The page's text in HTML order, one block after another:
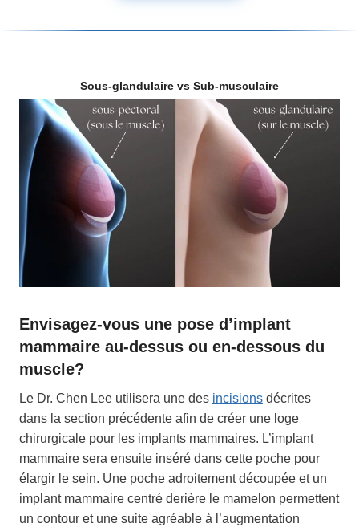
Sous-glandulaire vs Sub-musculaire
Envisagez-vous une pose d’implant
mammaire au-dessus ou en-dessous du
muscle?
Le Dr. Chen Lee utilisera une des incisions décrites
dans la section précédente afin de créer une loge
chirurgicale pour les implants mammaires. L’implant
mammaire sera ensuite inséré dans cette poche pour
élargir le sein. Une poche adroitement découpée et un
implant mammaire centré derière le mamelon permettent
un contour et une suite agréable à l’augmentation